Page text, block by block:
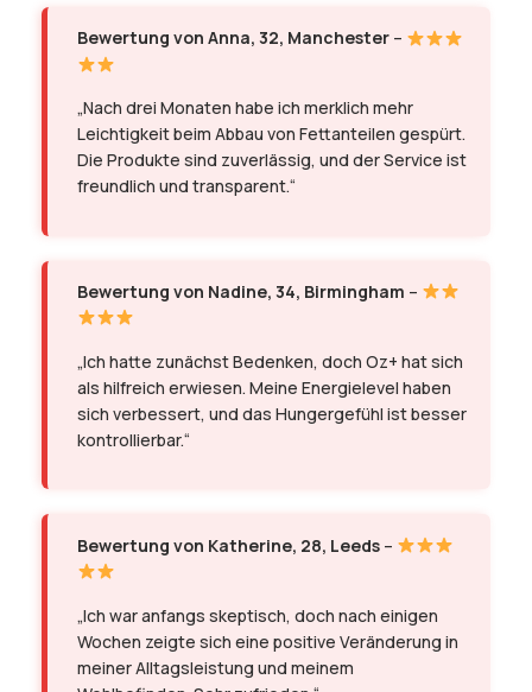
Bewertung von Anna, 32, Manchester –
„Nach drei Monaten habe ich merklich mehr
Leichtigkeit beim Abbau von Fettanteilen gespürt.
Die Produkte sind zuverlässig, und der Service ist
freundlich und transparent.“
Bewertung von Nadine, 34, Birmingham –
„Ich hatte zunächst Bedenken, doch Oz+ hat sich
als hilfreich erwiesen. Meine Energielevel haben
sich verbessert, und das Hungergefühl ist besser
kontrollierbar.“
Bewertung von Katherine, 28, Leeds –
„Ich war anfangs skeptisch, doch nach einigen
Wochen zeigte sich eine positive Veränderung in
meiner Alltagsleistung und meinem